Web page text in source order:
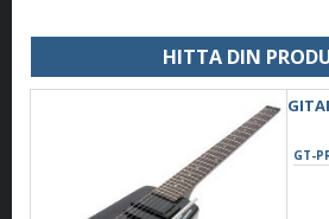
OSS
KONTAKT
HITTA DIN
GT-